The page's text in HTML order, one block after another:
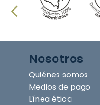
Nosotros
Quiénes somos
Medios de pago
Línea ética